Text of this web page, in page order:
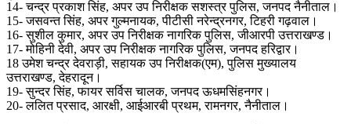
14- चन्द्र प्रकाश सिंह, अपर उप निरीक्षक सशस्त्र पुलिस, जनपद नैनीताल।
15- जसवन्त सिंह, अपर गुल्मनायक, पीटीसी नरेन्द्रनगर, टिहरी गढ़वाल।
16- सुशील कुमार, अपर उप निरीक्षक नागरिक पुलिस, जीआरपी उत्तराखण्ड।
17- मोहिनी देवी, अपर उप निरीक्षक नागरिक पुलिस, जनपद हरिद्वार।
18 उमेश चन्द्र देवराड़ी, सहायक उप निरीक्षक(एम), पुलिस मुख्यालय
उत्तराखण्ड, देहरादून।
19- सुन्दर सिंह, फायर सर्विस चालक, जनपद ऊधमसिंहनगर।
20- ललित प्रसाद, आरक्षी, आईआरबी प्रथम, रामनगर, नैनीताल।